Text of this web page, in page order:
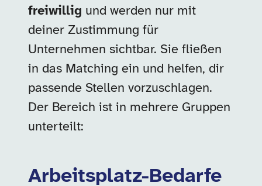
freiwillig und werden nur mit
deiner Zustimmung für
Unternehmen sichtbar. Sie fließen
in das Matching ein und helfen, dir
passende Stellen vorzuschlagen.
Der Bereich ist in mehrere Gruppen
unterteilt:
Arbeitsplatz-Bedarfe